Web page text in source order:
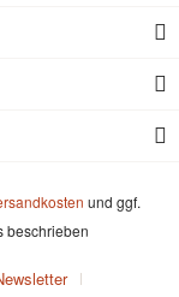
und ggf.
beschrieben